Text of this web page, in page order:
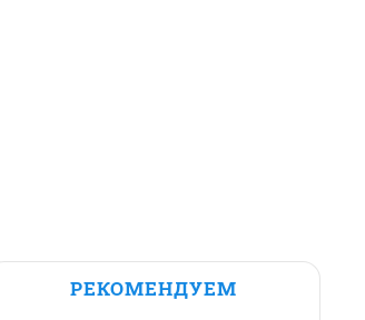
РЕКОМЕНДУЕМ